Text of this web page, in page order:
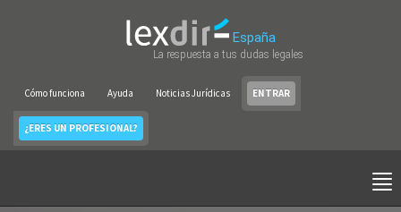
España
La respuesta a tus dudas legales
Cómo funciona Ayuda Noticias Jurídicas ENTRAR
¿ERES UN PROFESIONAL?